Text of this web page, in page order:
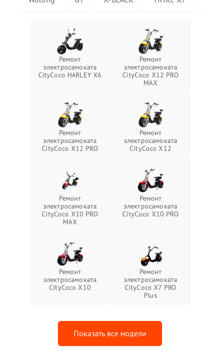
Ремонт
электросамоката
CityCoco HARLEY X6
Ремонт
электросамоката
CityCoco X12 PRO
MAX
Ремонт
электросамоката
CityCoco X12 PRO
Ремонт
электросамоката
CityCoco X12
Ремонт
электросамоката
CityCoco X10 PRO
MAX
Ремонт
электросамоката
CityCoco X10 PRO
Ремонт
электросамоката
CityCoco X10
Ремонт
электросамоката
CityCoco X7 PRO
Plus
Показать все модели